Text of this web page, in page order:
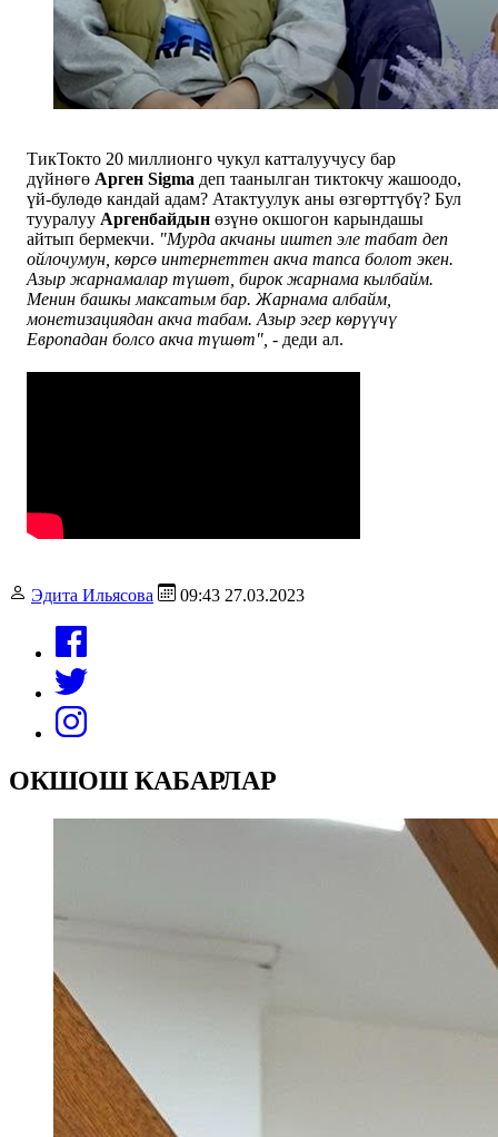
ТикТокто 20 миллионго чукул катталуучусу бар
дүйнөгө Арген Sigma деп таанылган тиктокчу жашоодо,
үй-булөдө кандай адам? Атактуулук аны өзгөрттүбү? Бул
тууралуу Аргенбайдын өзүнө окшогон карындашы
айтып бермекчи. "Мурда акчаны иштеп эле табат деп
ойлочумун, көрсө интернеттен акча тапса болот экен.
Азыр жарнамалар түшөт, бирок жарнама кылбайм.
Менин башкы максатым бар. Жарнама албайм,
монетизациядан акча табам. Азыр эгер көрүүчү
Европадан болсо акча түшөт", - деди ал.
Эдита Ильясова 09:43 27.03.2023
ОКШОШ КАБАРЛАР